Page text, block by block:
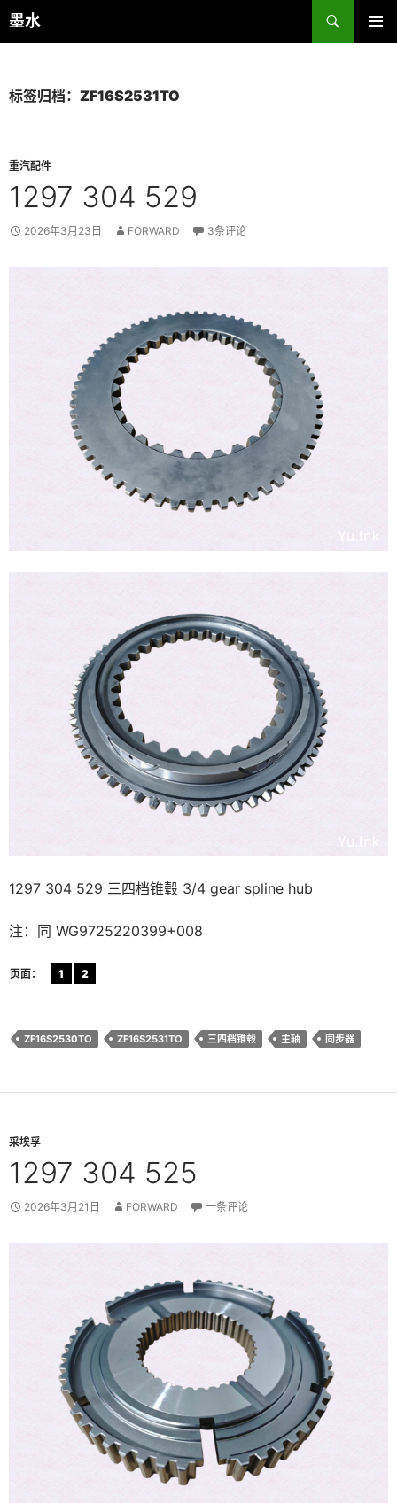
跳
至
墨水
搜
索
标签归档：ZF16S2531TO
重汽配件
1297 304 529
2026年3月23日 FORWARD 3条评论
1297 304 529 三四档锥毂 3/4 gear spline hub
注：同 WG9725220399+008
页面： 1 2
ZF16S2530TO ZF16S2531TO 三四档锥毂 主轴 同步器
采埃孚
1297 304 525
2026年3月21日 FORWARD 一条评论